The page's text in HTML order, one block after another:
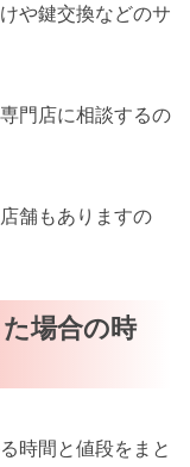
や鍵交換などのサ
門店に相談するの
舗もありますの
場合の時
時間と値段をまと